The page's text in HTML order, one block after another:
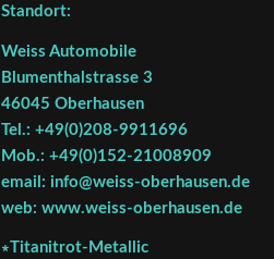
Standort:
Weiss Automobile
Blumenthalstrasse 3
46045 Oberhausen
Tel.: +49(0)208-9911696
Mob.: +49(0)152-21008909
email: info@weiss-oberhausen.de
web: www.weiss-oberhausen.de
∗Titanitrot-Metallic